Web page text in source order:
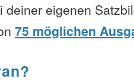
deiner eigenen
75 möglichen